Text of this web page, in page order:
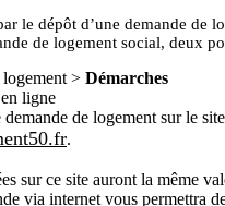
le dépôt d’une demande de
de logement social, deux
logement > Démarches
ligne
de logement sur le
.
sur ce site auront la même
via internet vous permettra